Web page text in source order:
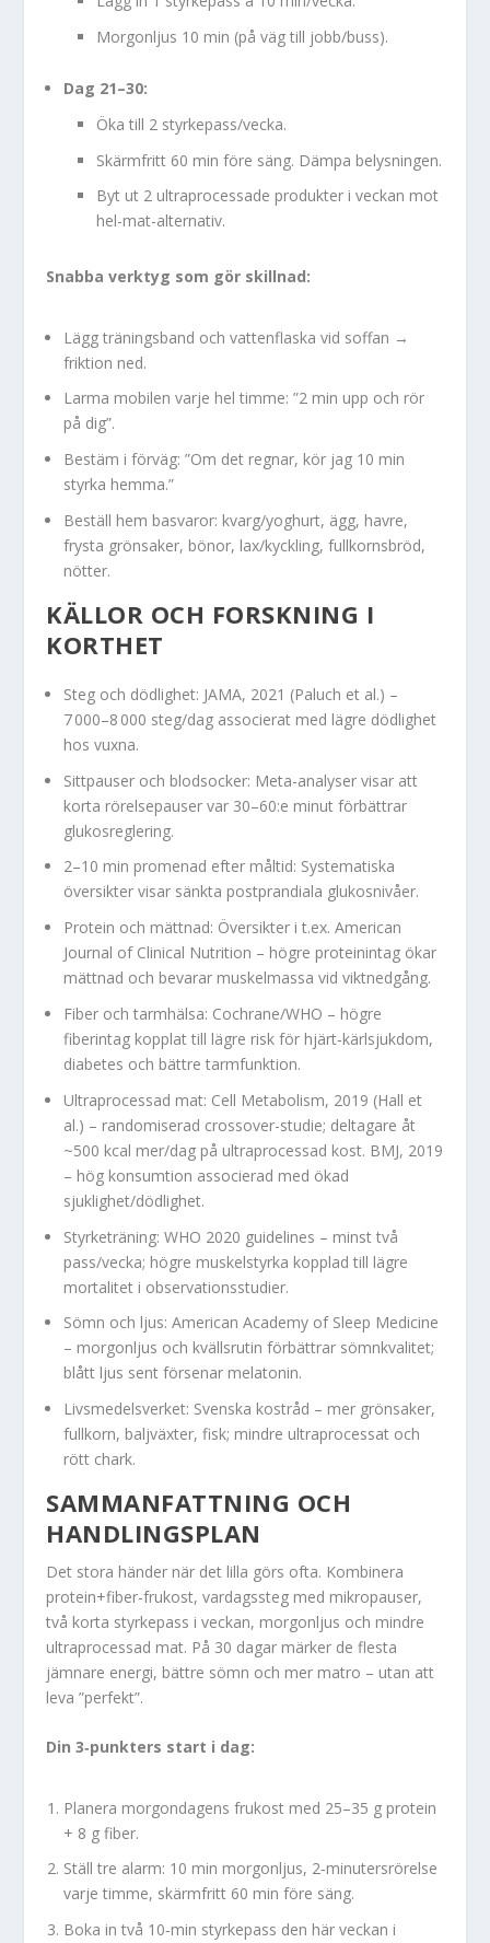
Morgonljus 10 min (på väg till jobb/buss).
Dag 21–30:
Öka till 2 styrkepass/vecka.
Skärmfritt 60 min före säng. Dämpa belysningen.
Byt ut 2 ultraprocessade produkter i veckan mot
hel-mat-alternativ.
Snabba verktyg som gör skillnad:
Lägg träningsband och vattenflaska vid soffan →
friktion ned.
Larma mobilen varje hel timme: ”2 min upp och rör
på dig”.
Bestäm i förväg: ”Om det regnar, kör jag 10 min
styrka hemma.”
Beställ hem basvaror: kvarg/yoghurt, ägg, havre,
frysta grönsaker, bönor, lax/kyckling, fullkornsbröd,
nötter.
KÄLLOR OCH FORSKNING I
KORTHET
Steg och dödlighet: JAMA, 2021 (Paluch et al.) –
7 000–8 000 steg/dag associerat med lägre dödlighet
hos vuxna.
Sittpauser och blodsocker: Meta-analyser visar att
korta rörelsepauser var 30–60:e minut förbättrar
glukosreglering.
2–10 min promenad efter måltid: Systematiska
översikter visar sänkta postprandiala glukosnivåer.
Protein och mättnad: Översikter i t.ex. American
Journal of Clinical Nutrition – högre proteinintag ökar
mättnad och bevarar muskelmassa vid viktnedgång.
Fiber och tarmhälsa: Cochrane/WHO – högre
fiberintag kopplat till lägre risk för hjärt‑kärlsjukdom,
diabetes och bättre tarmfunktion.
Ultraprocessad mat: Cell Metabolism, 2019 (Hall et
al.) – randomiserad crossover-studie; deltagare åt
~500 kcal mer/dag på ultraprocessad kost. BMJ, 2019
– hög konsumtion associerad med ökad
sjuklighet/dödlighet.
Styrketräning: WHO 2020 guidelines – minst två
pass/vecka; högre muskelstyrka kopplad till lägre
mortalitet i observationsstudier.
Sömn och ljus: American Academy of Sleep Medicine
– morgonljus och kvällsrutin förbättrar sömnkvalitet;
blått ljus sent försenar melatonin.
Livsmedelsverket: Svenska kostråd – mer grönsaker,
fullkorn, baljväxter, fisk; mindre ultraprocessat och
rött chark.
SAMMANFATTNING OCH
HANDLINGSPLAN
Det stora händer när det lilla görs ofta. Kombinera
protein+fiber-frukost, vardagssteg med mikropauser,
två korta styrkepass i veckan, morgonljus och mindre
ultraprocessad mat. På 30 dagar märker de flesta
jämnare energi, bättre sömn och mer matro – utan att
leva ”perfekt”.
Din 3‑punkters start i dag:
Planera morgondagens frukost med 25–35 g protein
+ 8 g fiber.
Ställ tre alarm: 10 min morgonljus, 2‑minutersrörelse
varje timme, skärmfritt 60 min före säng.
Boka in två 10‑min styrkepass den här veckan i